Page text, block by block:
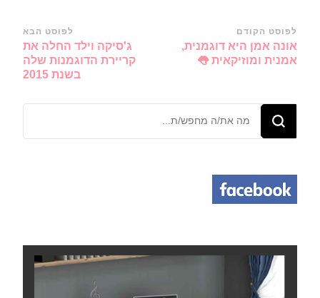
ניווט
ברשומות
לפוסט הקודם
אונה אמן היא דוגמנית,
אמנית ומוזיקאית 👅
לפוסט הבא
ג'סיקה וילד החלה את
קריירת הדוגמנות שלה
בשנת 2015
מחפש/ת
משהו?